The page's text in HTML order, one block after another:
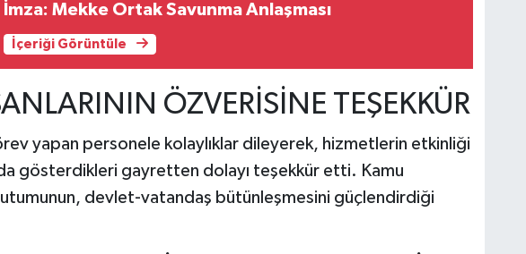
İmza: Mekke Ortak Savunma Anlaşması
İçeriği Görüntüle
ÖZVERİSİNE TEŞEKKÜR
yapan personele kolaylıklar dileyerek, hizmetlerin etkinliği
gösterdikleri gayretten dolayı teşekkür etti. Kamu
tutumunun, devlet-vatandaş bütünleşmesini güçlendirdiği